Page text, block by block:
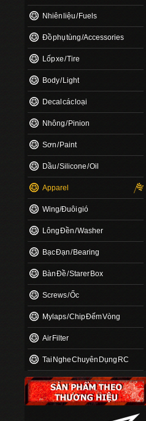
Nhiên liệu / Fuels
Đồ phụ tùng / Accessories
Lốp xe / Tire
Body / Light
Decal các loại
Nhông / Pinion
Sơn / Paint
Dầu / Silicone / Oil
Apparel
Wing/Đuôi gió
Lông Đền / Washer
Bạc Đạn / Bearing
Bàn Đề / Starer Box
Screws / Ốc
Mylaps / Chip Đếm Vòng
Air Filter
Tai Nghe Chuyên Dụng RC